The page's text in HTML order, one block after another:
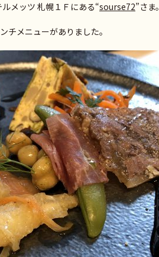
メッツ 札幌１Ｆにある“sourse72”さま。
チメニューがありました。